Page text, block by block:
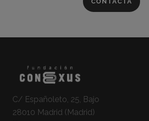
C/ Españoleto, 25, Bajo
28010 Madrid (Madrid)